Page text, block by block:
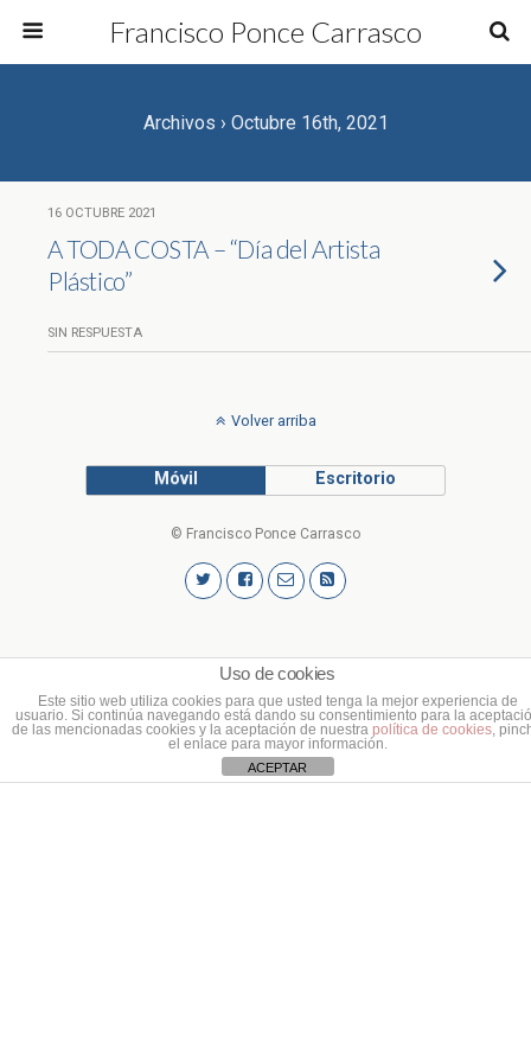
Francisco Ponce Carrasco
Archivos › Octubre 16th, 2021
16 OCTUBRE 2021
A TODA COSTA – “Día del Artista
Plástico”
SIN RESPUESTA
Volver arriba
Móvil Escritorio
© Francisco Ponce Carrasco
Uso de cookies
Este sitio web utiliza cookies para que usted tenga la mejor experiencia de
usuario. Si continúa navegando está dando su consentimiento para la
de las mencionadas cookies y la aceptación de nuestra política de cookies,
el enlace para mayor información.
ACEPTAR